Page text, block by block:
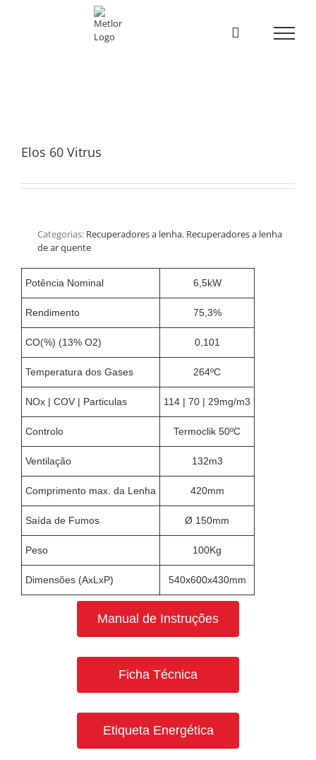
Elos 60 Vitrus
Potência Nominal 6,5kW
Rendimento 75,3%
CO(%) (13% O2) 0,101
Temperatura dos Gases 264ºC
NOx | COV | Particulas 114 | 70 | 29mg/m3
Controlo Termoclik 50ºC
Ventilação 132m3
Comprimento max. da Lenha 420mm
Saída de Fumos Ø 150mm
Peso 100Kg
Dimensões (AxLxP) 540x600x430mm
Manual de Instruções
Ficha Técnica
Etiqueta Energética
Categorias: Recuperadores a lenha, Recuperadores a lenha
de ar quente